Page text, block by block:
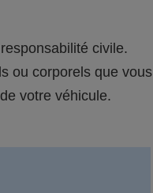
civile.
ou corporels que vous
votre véhicule.